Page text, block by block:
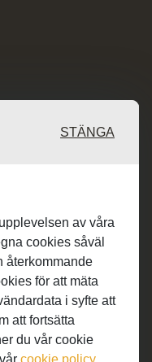
STÄNGA
av våra
cookies såväl
återkommande
för att mäta
i syfte att
att fortsätta
du vår cookie
cookie policy.